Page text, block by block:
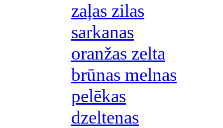
zaļas zilas
sarkanas
oranžas zelta
brūnas melnas
pelēkas
dzeltenas